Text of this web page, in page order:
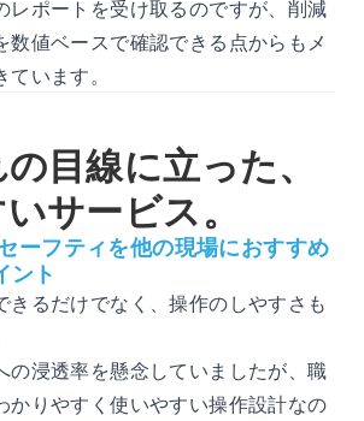
レポートを受け取るのですが、削減
数値ベースで確認できる点からもメ
います。
目線に立った、
サービス。
ーフティを他の現場におすすめ
ント
きるだけでなく、操作のしやすさも
の浸透率を懸念していましたが、職
かりやすく使いやすい操作設計なの